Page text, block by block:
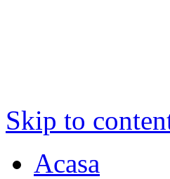
Skip to
Acasa